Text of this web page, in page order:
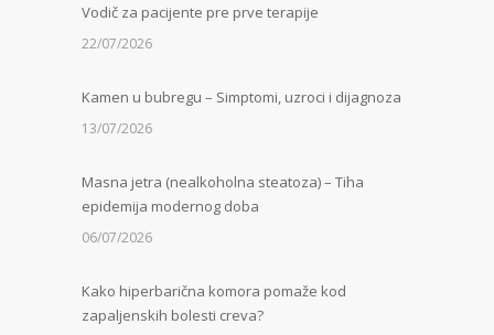
Vodič za pacijente pre prve terapije
22/07/2026
Kamen u bubregu – Simptomi, uzroci i dijagnoza
13/07/2026
Masna jetra (nealkoholna steatoza) – Tiha
epidemija modernog doba
06/07/2026
Kako hiperbarična komora pomaže kod
zapaljenskih bolesti creva?